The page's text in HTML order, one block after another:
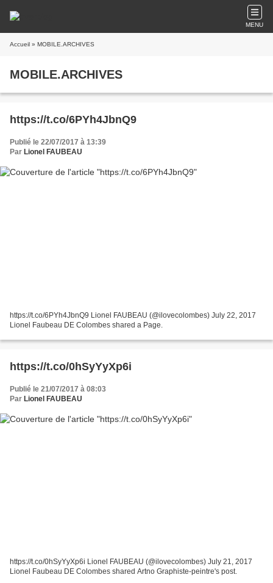
MENU
Accueil » MOBILE.ARCHIVES
MOBILE.ARCHIVES
https://t.co/6PYh4JbnQ9
Publié le 22/07/2017 à 13:39
Par Lionel FAUBEAU
https://t.co/6PYh4JbnQ9 Lionel FAUBEAU (@ilovecolombes) July 22, 2017
Lionel Faubeau DE Colombes shared a Page.
https://t.co/0hSyYyXp6i
Publié le 21/07/2017 à 08:03
Par Lionel FAUBEAU
https://t.co/0hSyYyXp6i Lionel FAUBEAU (@ilovecolombes) July 21, 2017
Lionel Faubeau DE Colombes shared Artno Graphiste-peintre's post.